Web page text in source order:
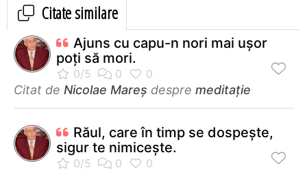
Citate similare
Ajuns cu capu-n nori mai ușor
poți să mori.
Citat de Nicolae Mareș despre meditație
Răul, care în timp se dospește,
sigur te nimicește.